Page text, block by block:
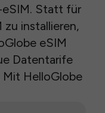
eSIM. Statt für
zu installieren,
eSIM
Datentarife
HelloGlobe